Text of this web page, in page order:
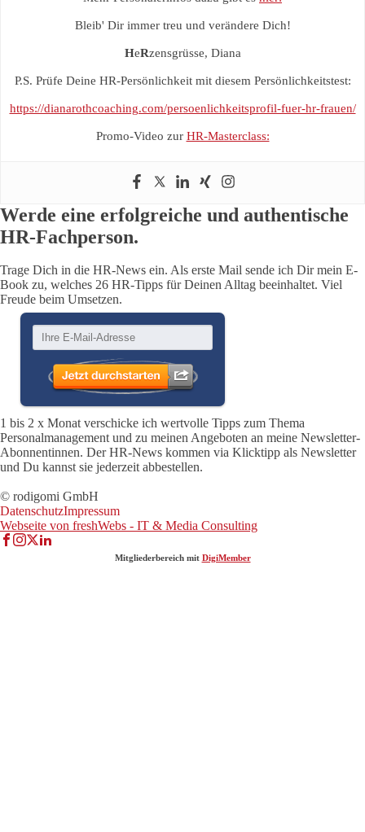
Bleib' Dir immer treu und verändere Dich!
HeRzensgrüsse, Diana
P.S. Prüfe Deine HR-Persönlichkeit mit diesem Persönlichkeitstest:
https://dianarothcoaching.com/persoenlichkeitsprofil-fuer-hr-frauen/
Promo-Video zur HR-Masterclass:
Werde eine erfolgreiche und authentische
HR-Fachperson.
Trage Dich in die HR-News ein. Als erste Mail sende ich Dir mein E-
Book zu, welches 26 HR-Tipps für Deinen Alltag beeinhaltet. Viel
Freude beim Umsetzen.
1 bis 2 x Monat verschicke ich wertvolle Tipps zum Thema
Personalmanagement und zu meinen Angeboten an meine Newsletter-
Abonnentinnen. Der HR-News kommen via Klicktipp als Newsletter
und Du kannst sie jederzeit abbestellen.
© rodigomi GmbH
DatenschutzImpressum
Webseite von freshWebs - IT & Media Consulting
Mitgliederbereich mit DigiMember